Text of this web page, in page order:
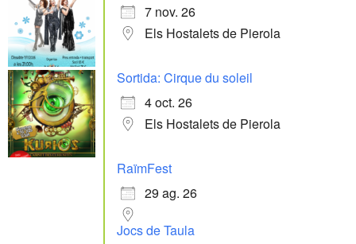
7 nov. 26
Els Hostalets de Pierola
Sortida: Cirque du soleil
4 oct. 26
Els Hostalets de Pierola
RaïmFest
29 ag. 26
Jocs de Taula